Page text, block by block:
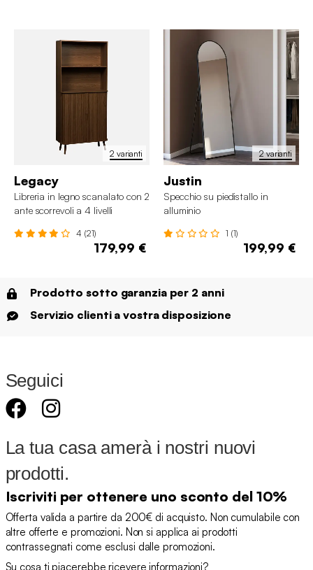
2 varianti
Legacy
Libreria in legno scanalato con 2
ante scorrevoli a 4 livelli
4 (21)
179,99 €
2 varianti
Justin
Specchio su piedistallo in
alluminio
1 (1)
199,99 €
Prodotto sotto garanzia per 2 anni
Servizio clienti a vostra disposizione
Seguici
La tua casa amerà i nostri nuovi
prodotti.
Iscriviti per ottenere uno sconto del 10%
Offerta valida a partire da 200€ di acquisto. Non cumulabile con
altre offerte e promozioni. Non si applica ai prodotti
contrassegnati come esclusi dalle promozioni.
Su cosa ti piacerebbe ricevere informazioni?